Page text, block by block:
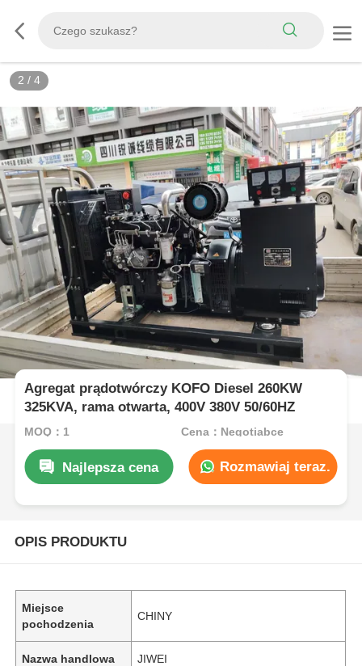
2 / 4
Agregat prądotwórczy KOFO Diesel 260KW
325KVA, rama otwarta, 400V 380V 50/60HZ
MOQ：1 Cena：Negotiabce
Najlepsza cena Rozmawiaj teraz.
OPIS PRODUKTU
Miejsce
pochodzenia
CHINY
Nazwa handlowa JIWEI